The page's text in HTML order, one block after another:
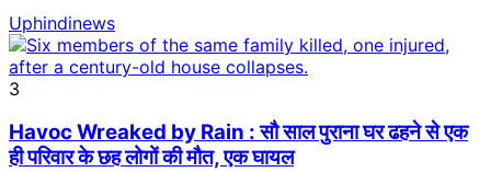
Uphindinews
3
Havoc Wreaked by Rain : सौ साल पुराना घर ढहने से एक
ही परिवार के छह लोगों की मौत, एक घायल